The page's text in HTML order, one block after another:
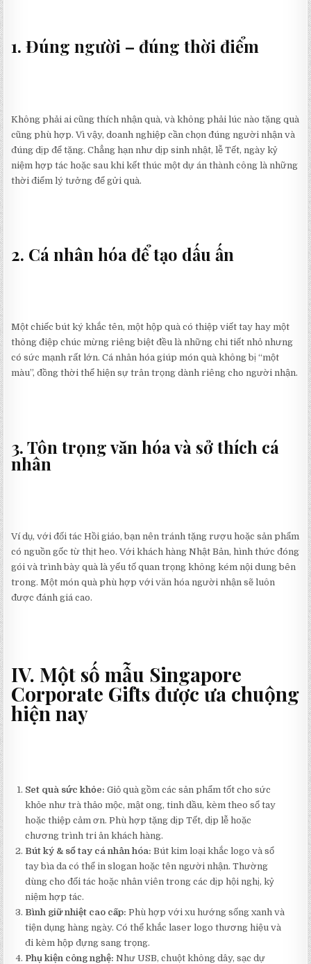
1. Đúng người – đúng thời điểm
Không phải ai cũng thích nhận quà, và không phải lúc nào tặng quà
cũng phù hợp. Vì vậy, doanh nghiệp cần chọn đúng người nhận và
đúng dịp để tặng. Chẳng hạn như dịp sinh nhật, lễ Tết, ngày kỷ
niệm hợp tác hoặc sau khi kết thúc một dự án thành công là những
thời điểm lý tưởng để gửi quà.
2. Cá nhân hóa để tạo dấu ấn
Một chiếc bút ký khắc tên, một hộp quà có thiệp viết tay hay một
thông điệp chúc mừng riêng biệt đều là những chi tiết nhỏ nhưng
có sức mạnh rất lớn. Cá nhân hóa giúp món quà không bị “một
màu”, đồng thời thể hiện sự trân trọng dành riêng cho người nhận.
3. Tôn trọng văn hóa và sở thích cá
nhân
Ví dụ, với đối tác Hồi giáo, bạn nên tránh tặng rượu hoặc sản phẩm
có nguồn gốc từ thịt heo. Với khách hàng Nhật Bản, hình thức đóng
gói và trình bày quà là yếu tố quan trọng không kém nội dung bên
trong. Một món quà phù hợp với văn hóa người nhận sẽ luôn
được đánh giá cao.
IV. Một số mẫu Singapore
Corporate Gifts được ưa chuộng
hiện nay
Set quà sức khỏe: Giỏ quà gồm các sản phẩm tốt cho sức
khỏe như trà thảo mộc, mật ong, tinh dầu, kèm theo sổ tay
hoặc thiệp cảm ơn. Phù hợp tặng dịp Tết, dịp lễ hoặc
chương trình tri ân khách hàng.
Bút ký & sổ tay cá nhân hóa: Bút kim loại khắc logo và sổ
tay bìa da có thể in slogan hoặc tên người nhận. Thường
dùng cho đối tác hoặc nhân viên trong các dịp hội nghị, kỷ
niệm hợp tác.
Bình giữ nhiệt cao cấp: Phù hợp với xu hướng sống xanh và
tiện dụng hàng ngày. Có thể khắc laser logo thương hiệu và
đi kèm hộp đựng sang trọng.
Phụ kiện công nghệ: Như USB, chuột không dây, sạc dự